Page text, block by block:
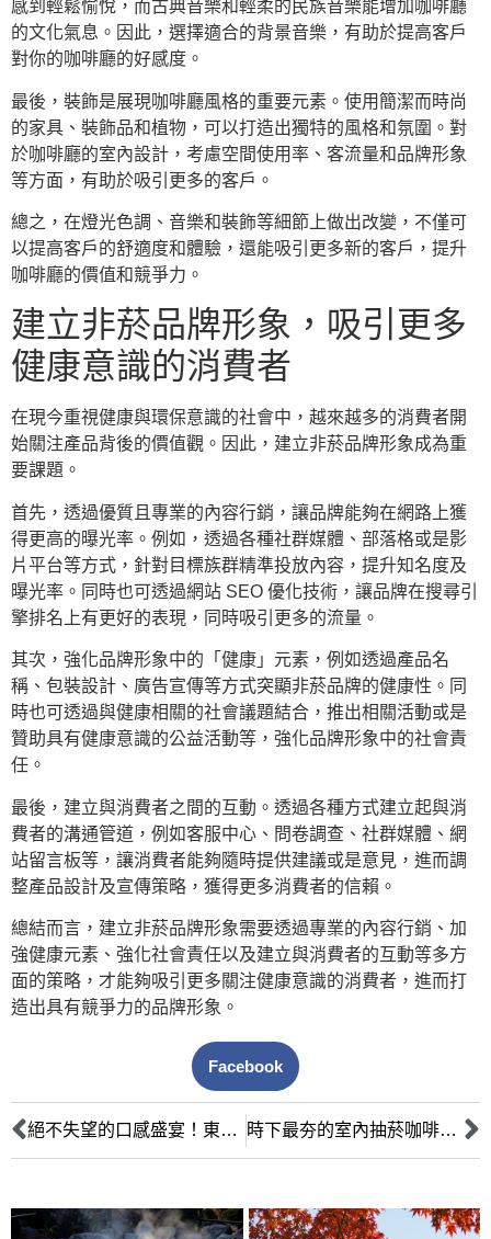
感到輕鬆愉悅，而古典音樂和輕柔的民族音樂能增加咖啡廳
的文化氣息。因此，選擇適合的背景音樂，有助於提高客戶
對你的咖啡廳的好感度。
最後，裝飾是展現咖啡廳風格的重要元素。使用簡潔而時尚
的家具、裝飾品和植物，可以打造出獨特的風格和氛圍。對
於咖啡廳的室內設計，考慮空間使用率、客流量和品牌形象
等方面，有助於吸引更多的客戶。
總之，在燈光色調、音樂和裝飾等細節上做出改變，不僅可
以提高客戶的舒適度和體驗，還能吸引更多新的客戶，提升
咖啡廳的價值和競爭力。
建立非菸品牌形象，吸引更多
健康意識的消費者
在現今重視健康與環保意識的社會中，越來越多的消費者開
始關注產品背後的價值觀。因此，建立非菸品牌形象成為重
要課題。
首先，透過優質且專業的內容行銷，讓品牌能夠在網路上獲
得更高的曝光率。例如，透過各種社群媒體、部落格或是影
片平台等方式，針對目標族群精準投放內容，提升知名度及
曝光率。同時也可透過網站 SEO 優化技術，讓品牌在搜尋引
擎排名上有更好的表現，同時吸引更多的流量。
其次，強化品牌形象中的「健康」元素，例如透過產品名
稱、包裝設計、廣告宣傳等方式突顯非菸品牌的健康性。同
時也可透過與健康相關的社會議題結合，推出相關活動或是
贊助具有健康意識的公益活動等，強化品牌形象中的社會責
任。
最後，建立與消費者之間的互動。透過各種方式建立起與消
費者的溝通管道，例如客服中心、問卷調查、社群媒體、網
站留言板等，讓消費者能夠隨時提供建議或是意見，進而調
整產品設計及宣傳策略，獲得更多消費者的信賴。
總結而言，建立非菸品牌形象需要透過專業的內容行銷、加
強健康元素、強化社會責任以及建立與消費者的互動等多方
面的策略，才能夠吸引更多關注健康意識的消費者，進而打
造出具有競爭力的品牌形象。
Facebook
絕不失望的口感盛宴！東區蛋糕吃到飽好去處 時下最夯的室內抽菸咖啡廳，如何打造獨特風格吸引更多顧客？